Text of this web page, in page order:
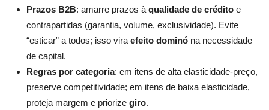
Prazos B2B: amarre prazos à qualidade de crédito e
contrapartidas (garantia, volume, exclusividade). Evite
“esticar” a todos; isso vira efeito dominó na necessidade
de capital.
Regras por categoria: em itens de alta elasticidade-preço,
preserve competitividade; em itens de baixa elasticidade,
proteja margem e priorize giro.